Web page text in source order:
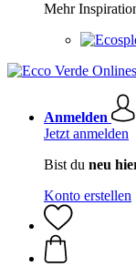
Mehr
Anmelden
Jetzt anmelden
Bist du neu
Konto erstellen